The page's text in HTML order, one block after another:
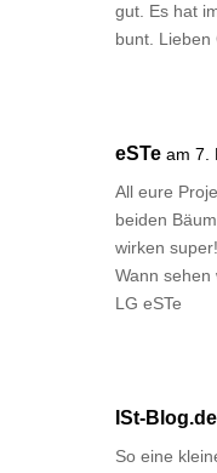
gut. Es hat
bunt. Lieben
eSTe am 7.
All eure
beiden
wirken
Wann sehen
LG eSTe
ISt-Blog.de
So eine